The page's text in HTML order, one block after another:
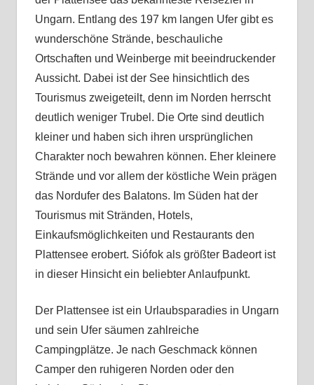
Ungarn. Entlang des 197 km langen Ufer gibt es
wunderschöne Strände, beschauliche
Ortschaften und Weinberge mit beeindruckender
Aussicht. Dabei ist der See hinsichtlich des
Tourismus zweigeteilt, denn im Norden herrscht
deutlich weniger Trubel. Die Orte sind deutlich
kleiner und haben sich ihren ursprünglichen
Charakter noch bewahren können. Eher kleinere
Strände und vor allem der köstliche Wein prägen
das Nordufer des Balatons. Im Süden hat der
Tourismus mit Stränden, Hotels,
Einkaufsmöglichkeiten und Restaurants den
Plattensee erobert. Siófok als größter Badeort ist
in dieser Hinsicht ein beliebter Anlaufpunkt.
Der Plattensee ist ein Urlaubsparadies in Ungarn
und sein Ufer säumen zahlreiche
Campingplätze. Je nach Geschmack können
Camper den ruhigeren Norden oder den